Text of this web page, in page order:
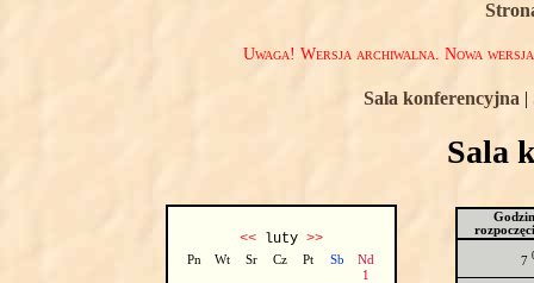
Uwaga! Wersja archiwalna. Nowa
Sala konferencyjna |
Sala
<<luty >>
Pn Wt Sr Cz Pt Sb
Nd
1
7